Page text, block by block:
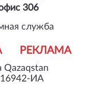
ИА
РЕКЛАМА
306
служба